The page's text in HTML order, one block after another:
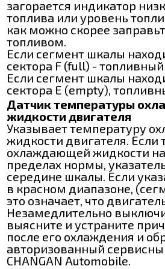
загорается индикатор
топлива или уровень
как можно скорее
топливом.
Если сегмент шкалы
сектора F (full) -
Если сегмент шкалы
сектора Е (empty),
Датчик температуры
жидкости двигателя
Указывает температуру
жидкости двигателя. Если
охлаждающей жидкости
пределах нормы,
середине шкалы. Если
в красном диапазоне,
это означает, что
Незамедлительно
выясните и устраните
после его охлаждения и
авторизованный
CHANGAN Automobile.